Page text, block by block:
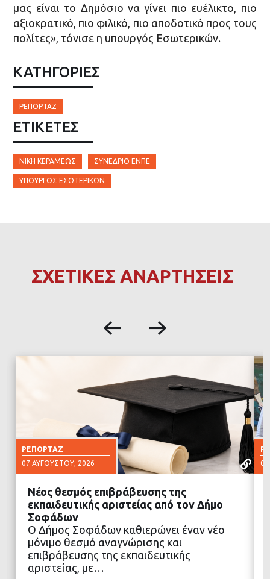
μας είναι το Δημόσιο να γίνει πιο ευέλικτο, πιο
αξιοκρατικό, πιο φιλικό, πιο αποδοτικό προς τους
πολίτες», τόνισε η υπουργός Εσωτερικών.
ΚΑΤΗΓΟΡΙΕΣ
ΡΕΠΟΡΤΆΖ
ΕΤΙΚΈΤΕΣ
ΝΊΚΉ ΚΕΡΑΜΈΩΣ ΣΥΝΈΔΡΙΟ ΕΝΠΕ
ΥΠΟΥΡΓΌΣ ΕΣΩΤΕΡΙΚΏΝ
ΣΧΕΤΙΚΕΣ ΑΝΑΡΤΗΣΕΙΣ
ΡΕΠΟΡΤΆΖ
07 ΑΥΓΟΎΣΤΟΥ, 2026
ΔΙΑΒΑΣΤΕ ΠΕΡΙΣΣΟΤΕΡΑ
Νέος θεσμός επιβράβευσης της
εκπαιδευτικής αριστείας από τον Δήμο
Σοφάδων
Ο Δήμος Σοφάδων καθιερώνει έναν νέο
μόνιμο θεσμό αναγνώρισης και
επιβράβευσης της εκπαιδευτικής
αριστείας, με…